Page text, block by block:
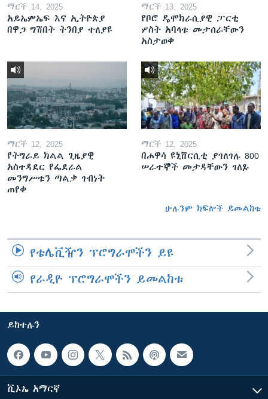
ማርች 14, 2025
አይኤምኤፍ እና ኢትዮጵያ
በዋጋ ግሽበት ትንበያ ተለያዩ
ማርች 13, 2025
የቦሮ ዴሞክራሲያዊ ፓርቲ
ሦስት አባላቱ መታሰራቸውን
አስታወቀ
ማርች 12, 2025
የትግራይ ክልል ጊዜያዊ
አስተዳደር የፌደራል
መንግሥቱን ጣልቃ ገብነት
ጠየቀ
ማርች 12, 2025
በሐዋሳ ዩኒቨርሲቲ ያገለገሉ 800
ሠራተኞች መታዳቸውን ገለጹ
ሁሉንም ክፍሎች ይመልከቱ
የቴሌቪዥን ፕሮግራሞችን ይዩ
የራዲዮ ፕሮግራሞችን ይመልከቱ
ይከተሉን
ቪኦኤ አማርኛ